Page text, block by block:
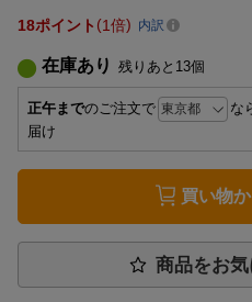
18ポイント 1倍 内訳
在庫あり 残りあと 13個
正午までのご注文で な
届け
買い物
商品をお